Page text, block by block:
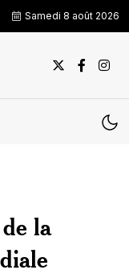
Samedi 8 août 2026
la